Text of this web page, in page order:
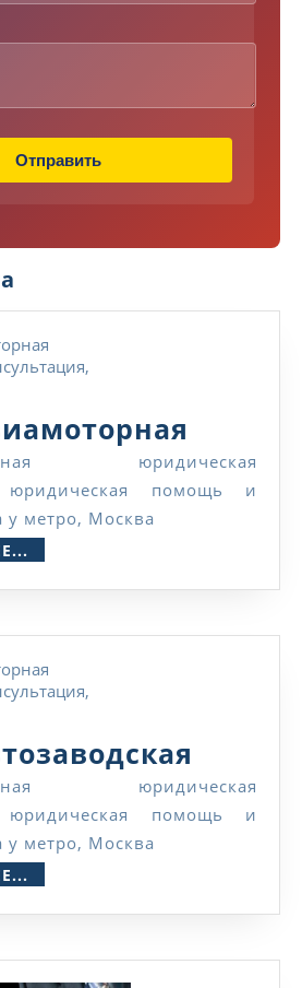
Отправить
юридическая помощь и
у метро, Москва
юридическая помощь и
у метро, Москва